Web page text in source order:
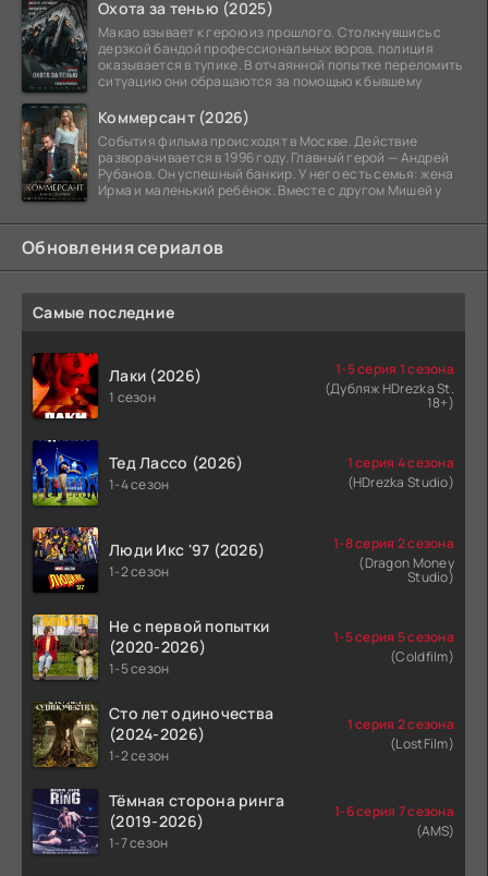
Охота за тенью (2025)
Макао взывает к герою из прошлого. Столкнувшись с
дерзкой бандой профессиональных воров, полиция
оказывается в тупике. В отчаянной попытке переломить
ситуацию они обращаются за помощью к бывшему
Коммерсант (2026)
События фильма происходят в Москве. Действие
разворачивается в 1996 году. Главный герой — Андрей
Рубанов. Он успешный банкир. У него есть семья: жена
Ирма и маленький ребёнок. Вместе с другом Мишей у
Обновления сериалов
Самые последние
Лаки (2026)
1 сезон
1-5 серия 1 сезона
(Дубляж HDrezka St.
18+)
Тед Лассо (2026)
1-4 сезон
1 серия 4 сезона
(HDrezka Studio)
Люди Икс '97 (2026)
1-2 сезон
1-8 серия 2 сезона
(Dragon Money
Studio)
Не с первой попытки
(2020-2026)
1-5 сезон
1-5 серия 5 сезона
(Coldfilm)
Сто лет одиночества
(2024-2026)
1-2 сезон
1 серия 2 сезона
(LostFilm)
Тёмная сторона ринга
(2019-2026)
1-7 сезон
1-6 серия 7 сезона
(AMS)